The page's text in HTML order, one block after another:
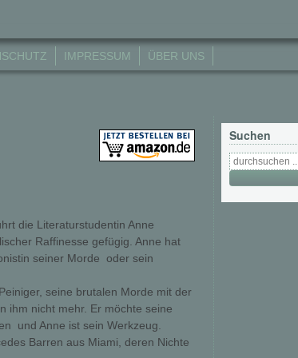
IMPRESSUM ÜBER UNS
die Literaturstudentin Anne
Raffinesse gefügig. Anne hat
seiner Morde  oder sein
seine brutalen Morde mit der
ihm nicht mehr. Er möchte seine
 und Anne ist sein Werkzeug.
Barren aus Miami, deren Nichte
Suchen